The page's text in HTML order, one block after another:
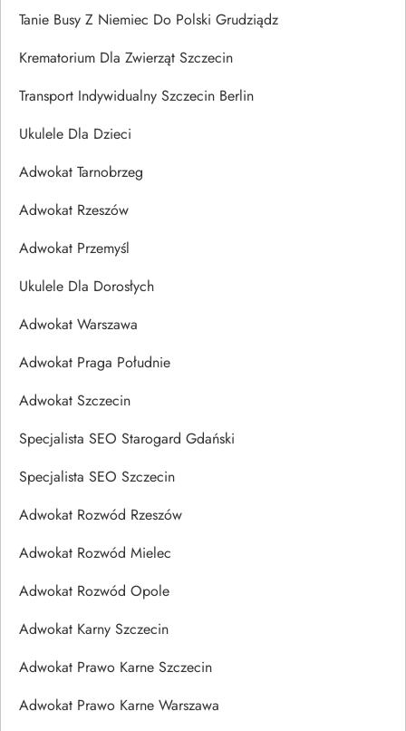
Tanie Busy Z Niemiec Do Polski Grudziądz
Krematorium Dla Zwierząt Szczecin
Transport Indywidualny Szczecin Berlin
Ukulele Dla Dzieci
Adwokat Tarnobrzeg
Adwokat Rzeszów
Adwokat Przemyśl
Ukulele Dla Dorosłych
Adwokat Warszawa
Adwokat Praga Południe
Adwokat Szczecin
Specjalista SEO Starogard Gdański
Specjalista SEO Szczecin
Adwokat Rozwód Rzeszów
Adwokat Rozwód Mielec
Adwokat Rozwód Opole
Adwokat Karny Szczecin
Adwokat Prawo Karne Szczecin
Adwokat Prawo Karne Warszawa